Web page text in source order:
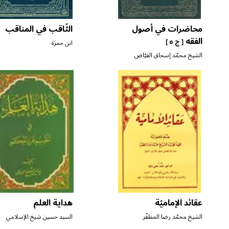
محاضرات في أصول
الفقه[ ج ٥ ]
الشيخ محمّد إسحاق الفيّاض
الثّاقب في المناقب
ابن حمزة
عقائد الإماميّة
الشيخ محمّد رضا المظفّر
هداية العلم
السيد حسين شيخ الإسلامي